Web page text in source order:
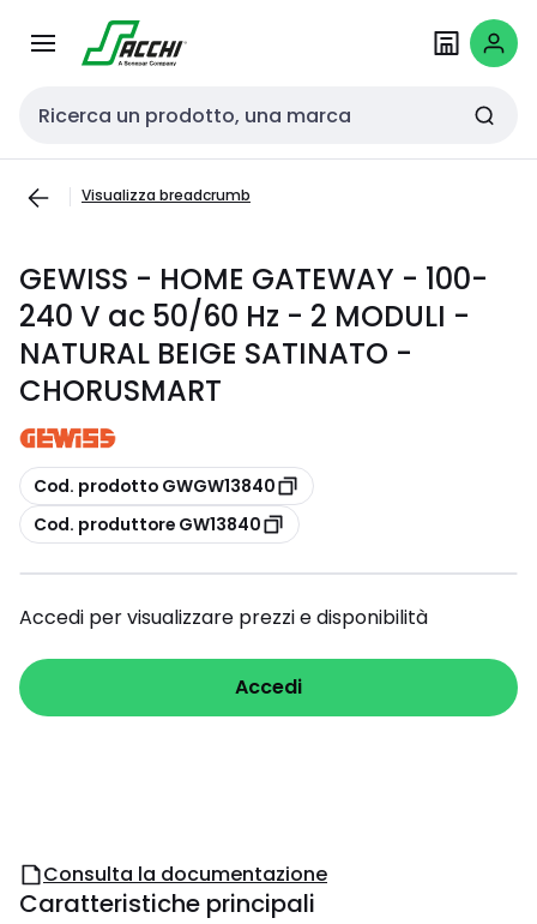
navigazionecontenuto
Cerca input
Visualizza breadcrumb
GEWISS - HOME GATEWAY - 100-
240 V ac 50/60 Hz - 2 MODULI -
NATURAL BEIGE SATINATO -
CHORUSMART
copia
Cod. prodotto GWGW13840
copia
Cod. produttore GW13840
Accedi per visualizzare prezzi e disponibilità
Accedi
Consulta la documentazione
Caratteristiche principali